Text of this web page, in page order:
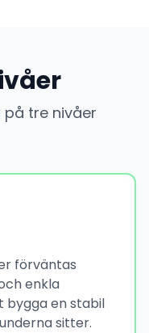
tre nivåer
förväntas
enkla
bygga en stabil
sitter.